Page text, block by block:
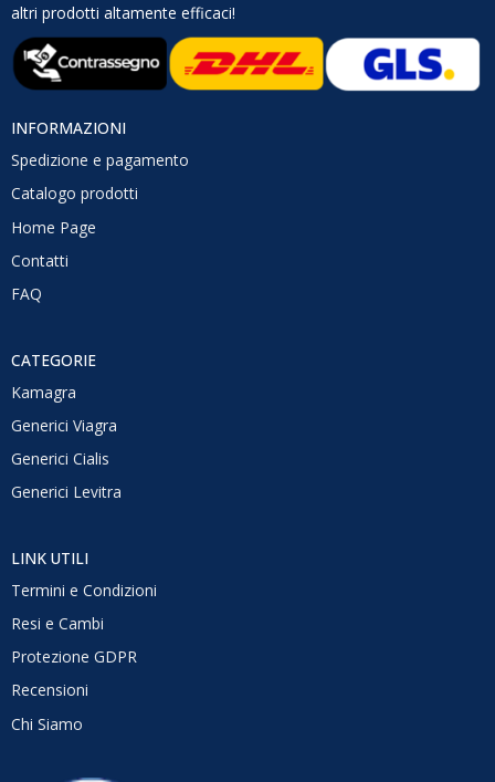
altri prodotti altamente efficaci!
INFORMAZIONI
Spedizione e pagamento
Catalogo prodotti
Home Page
Contatti
FAQ
CATEGORIE
Kamagra
Generici Viagra
Generici Cialis
Generici Levitra
LINK UTILI
Termini e Condizioni
Resi e Cambi
Protezione GDPR
Recensioni
Chi Siamo